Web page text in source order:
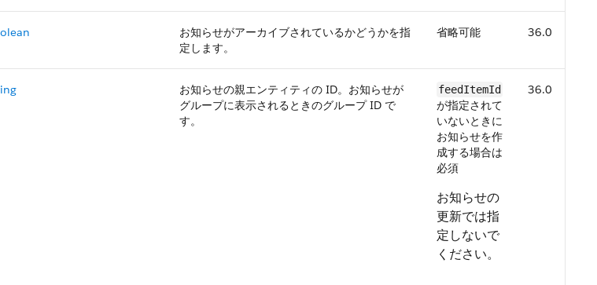
お知らせがアーカイブされているかどうかを指
定します。
省略可能 36.0
お知らせの親エンティティの ID。お知らせが
グループに表示されるときのグループ ID で
す。
feedItemId
が指定されて
いないときに
お知らせを作
成する場合は
必須
お知らせの
更新では指
定しないで
ください。
36.0